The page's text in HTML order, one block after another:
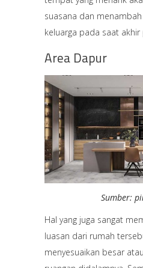
suasana dan
keluarga pada saat akhir
Area Dapur
Sumber:
Hal yang juga sangat
luasan dari rumah
menyesuaikan besar